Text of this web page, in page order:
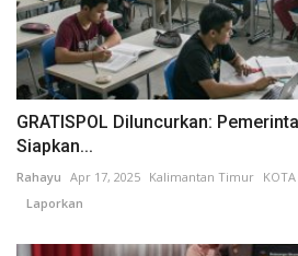
GRATISPOL Diluncurkan:
Siapkan...
Rahayu Apr 17, 2025 Kalimantan Timur
Laporkan